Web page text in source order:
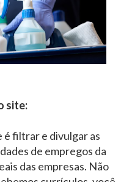
site:
é filtrar e divulgar as
de empregos da
das empresas. Não